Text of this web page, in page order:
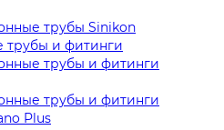
трубы Sinikon
трубы и фитинги
трубы и фитинги
трубы и фитинги
Plus